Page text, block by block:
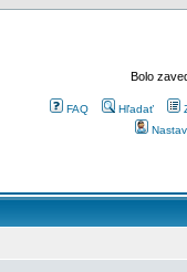
Bolo
FAQ Hľadať